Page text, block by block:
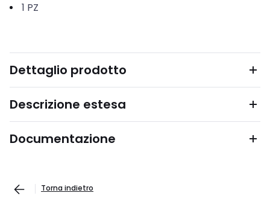
1 PZ
Dettaglio prodotto
Descrizione estesa
Documentazione
Torna indietro